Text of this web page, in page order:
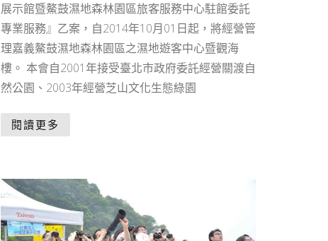
展示館暨鰲鼓濕地森林園區旅客服務中心駐館委託
專業服務』乙案，自2014年10月01日起，將經營管
理嘉義鰲鼓濕地森林園區之濕地遊客中心暨觀海
樓。 本會自2001年接受臺北市政府委託經營關渡自
然公園、2003年經營芝山文化生態綠園
閱讀更多